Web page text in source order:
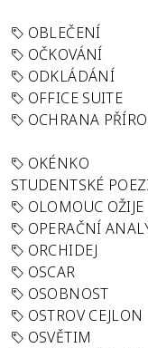
OBLEČENÍ
OČKOVÁNÍ
ODKLÁDÁNÍ
OFFICE SUITE
OCHRANA
OKÉNKO
STUDENTSKÉ
OLOMOUC OŽIJE
OPERAČNÍ
ORCHIDEJ
OSCAR
OSOBNOST
OSTROV CEJLON
OSVĚTIM